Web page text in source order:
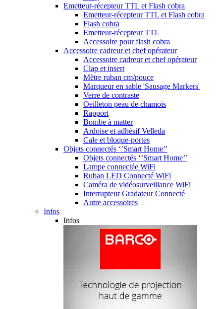
Emetteur-récepteur TTL et Flash cobra
Emetteur-récepteur TTL et Flash cobra
Flash cobra
Emetteur-récepteur TTL
Accessoire pour flash cobra
Accessoire cadreur et chef opérateur
Accessoire cadreur et chef opérateur
Clap et insert
Mètre ruban cm/pouce
Marqueur en sable 'Sausage Markers'
Verre de contraste
Oeilleton peau de chamois
Rapport
Bombe à matter
Ardoise et adhésif Velleda
Cale et bloque-portes
Objets connectés ‘’Smart Home’’
Objets connectés ‘’Smart Home’’
Lampe connectée WiFi
Ruban LED Connecté WiFi
Caméra de vidéosurveillance WiFi
Interrupteur Gradateur Connecté
Autre accessoires
Infos
Infos